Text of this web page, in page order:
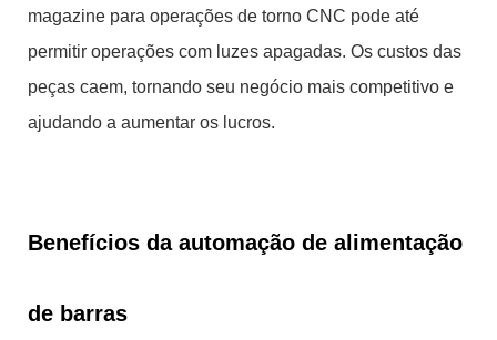
magazine para operações de torno CNC pode até
permitir operações com luzes apagadas. Os custos das
peças caem, tornando seu negócio mais competitivo e
ajudando a aumentar os lucros.
Benefícios da automação de alimentação
de barras